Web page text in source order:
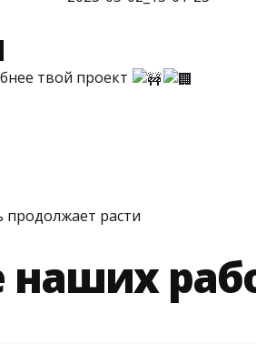
твой проект
продолжает расти
наших